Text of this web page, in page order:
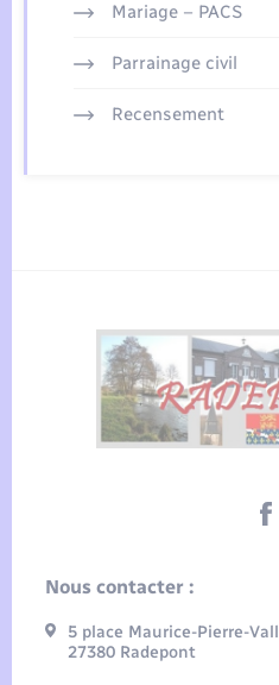
Mariage – PACS
Parrainage civil
Recensement
Nous contacter :
5 place Maurice-Pierre-
27380 Radepont